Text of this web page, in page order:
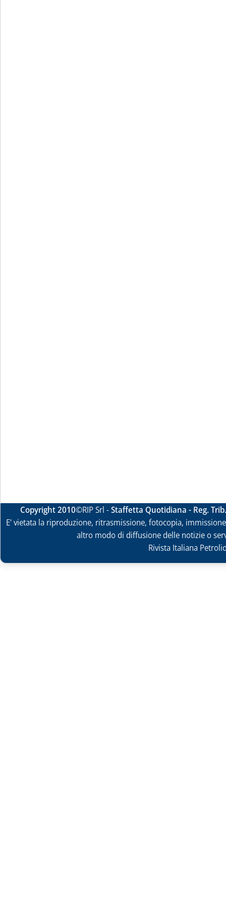
Copyright 2010©RIP Srl -Staffetta Quotidiana - Reg.
E' vietata la riproduzione, ritrasmissione, fotocopia,
altro modo di diffusione delle notizie o
Rivista Italiana